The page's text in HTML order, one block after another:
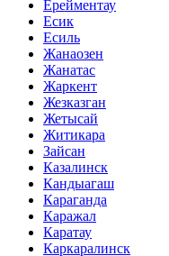
Ерейментау
Есик
Есиль
Жанаозен
Жанатас
Жаркент
Жезказган
Жетысай
Житикара
Зайсан
Казалинск
Кандыагаш
Караганда
Каражал
Каратау
Каркаралинск